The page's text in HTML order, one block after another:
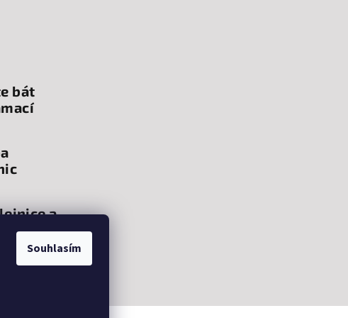
Souhlasím
bát
a